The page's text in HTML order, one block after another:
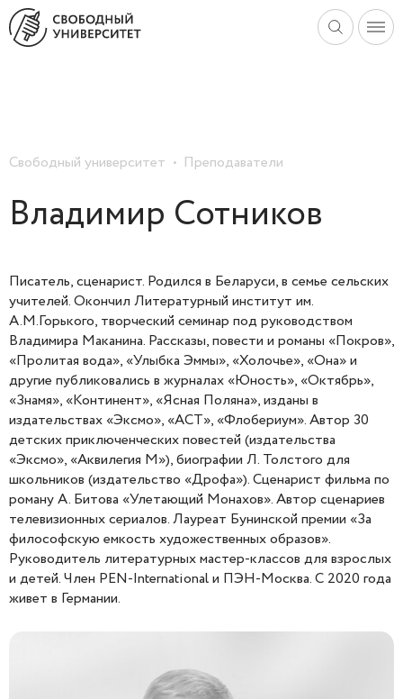
Свободный университет Преподаватели
Владимир Сотников
Писатель, сценарист. Родился в Беларуси, в семье сельских
учителей. Окончил Литературный институт им.
А.М.Горького, творческий семинар под руководством
Владимира Маканина. Рассказы, повести и романы «Покров»,
«Пролитая вода», «Улыбка Эммы», «Холочье», «Она» и
другие публиковались в журналах «Юность», «Октябрь»,
«Знамя», «Континент», «Ясная Поляна», изданы в
издательствах «Эксмо», «АСТ», «Флобериум». Автор 30
детских приключенческих повестей (издательства
«Эксмо», «Аквилегия М»), биографии Л. Толстого для
школьников (издательство «Дрофа»). Сценарист фильма по
роману А. Битова «Улетающий Монахов». Автор сценариев
телевизионных сериалов. Лауреат Бунинской премии «За
философскую емкость художественных образов».
Руководитель литературных мастер-классов для взрослых
и детей. Член PEN-International и ПЭН-Москва. С 2020 года
живет в Германии.